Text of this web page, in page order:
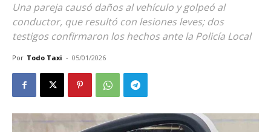
Una pareja causó daños al vehículo y golpeó al
conductor, que resultó con lesiones leves; dos
testigos confirmaron los hechos ante la Policía Local
Por Todo Taxi - 05/01/2026